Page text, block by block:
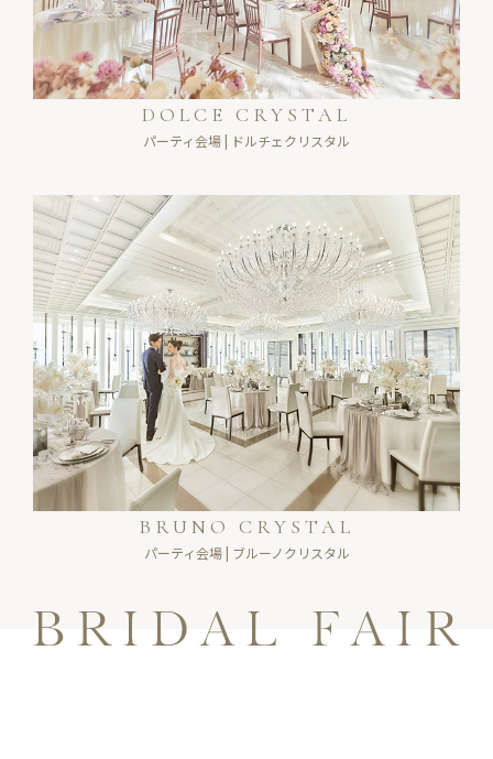
DOLCE CRYSTAL
パーティ会場 | ドルチェクリスタル
BRUNO CRYSTAL
パーティ会場 | ブルーノクリスタル